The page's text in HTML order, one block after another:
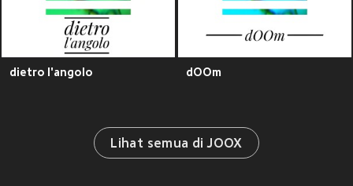
dietro l'angolo dOOm
Lihat semua di JOOX